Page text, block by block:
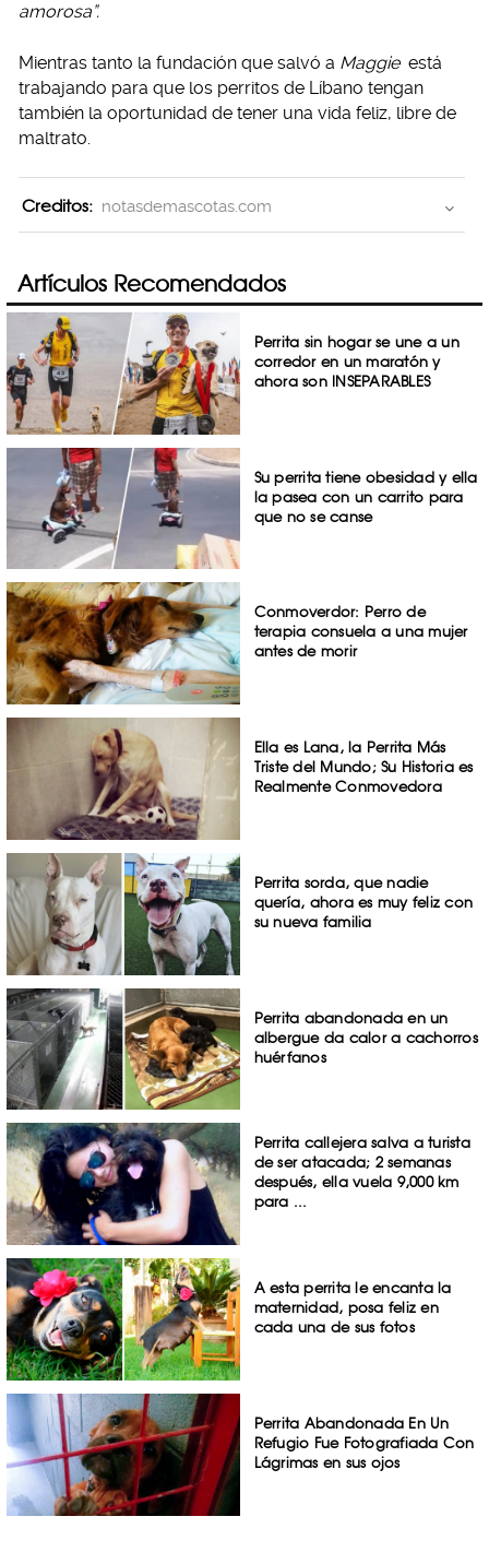
amorosa”.
Mientras tanto la fundación que salvó a Maggie está
trabajando para que los perritos de Líbano tengan
también la oportunidad de tener una vida feliz, libre de
maltrato.
Creditos: notasdemascotas.com
Artículos Recomendados
Perrita sin hogar se une a un
corredor en un maratón y
ahora son INSEPARABLES
Su perrita tiene obesidad y ella
la pasea con un carrito para
que no se canse
Conmoverdor: Perro de
terapia consuela a una mujer
antes de morir
Ella es Lana, la Perrita Más
Triste del Mundo; Su Historia es
Realmente Conmovedora
Perrita sorda, que nadie
quería, ahora es muy feliz con
su nueva familia
Perrita abandonada en un
albergue da calor a cachorros
huérfanos
Perrita callejera salva a turista
de ser atacada; 2 semanas
después, ella vuela 9,000 km
para ...
A esta perrita le encanta la
maternidad, posa feliz en
cada una de sus fotos
Perrita Abandonada En Un
Refugio Fue Fotografiada Con
Lágrimas en sus ojos